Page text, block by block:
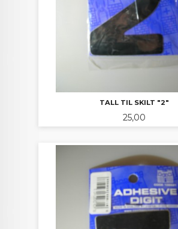
TALL TIL SKILT "2"
Pris
25,00